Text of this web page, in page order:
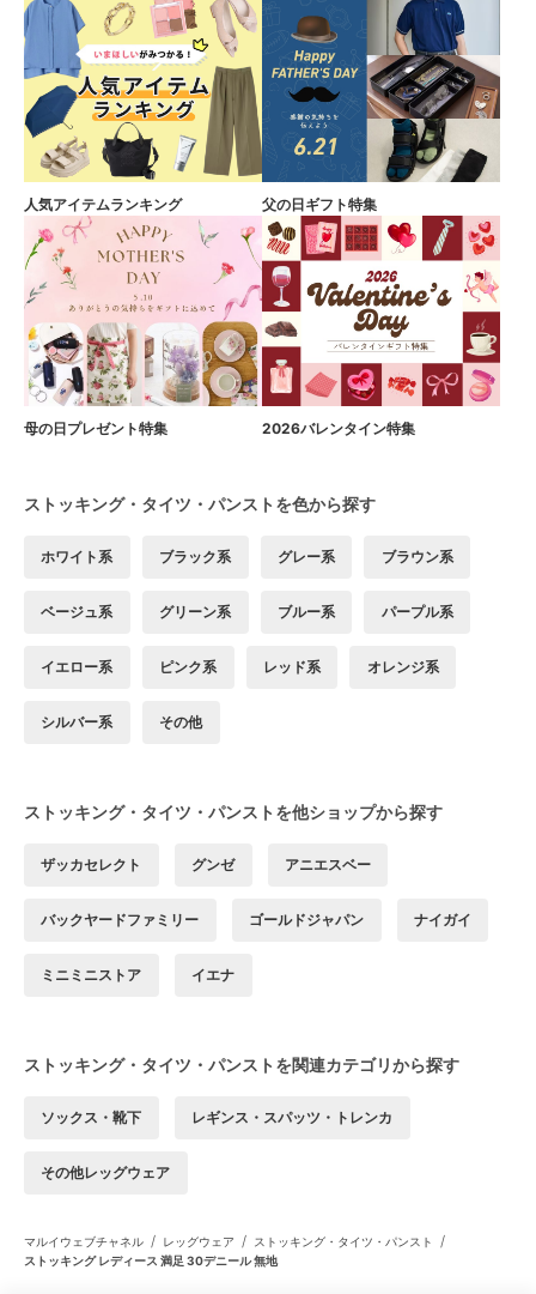
人気アイテムランキング 父の日ギフト特集
母の日プレゼント特集 2026バレンタイン特集
ストッキング・タイツ・パンストを色から探す
ホワイト系 ブラック系 グレー系 ブラウン系
ベージュ系 グリーン系 ブルー系 パープル系
イエロー系 ピンク系 レッド系 オレンジ系
シルバー系 その他
ストッキング・タイツ・パンストを他ショップから探す
ザッカセレクト グンゼ アニエスベー
バックヤードファミリー ゴールドジャパン ナイガイ
ミニミニストア イエナ
ストッキング・タイツ・パンストを関連カテゴリから探す
ソックス・靴下 レギンス・スパッツ・トレンカ
その他レッグウェア
マルイウェブチャネル / レッグウェア / ストッキング・タイツ・パンスト /
ストッキング レディース 満足 30デニール 無地